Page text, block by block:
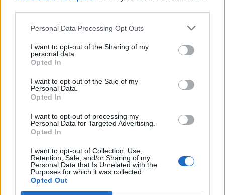
Personal Data Processing Opt Outs
I want to opt-out of the Sharing of my
personal data.
Opted In
I want to opt-out of the Sale of my
Personal Data.
Opted In
I want to opt-out of processing my
Personal Data for Targeted Advertising.
Opted In
I want to opt-out of Collection, Use,
Retention, Sale, and/or Sharing of my
Personal Data that Is Unrelated with the
Purposes for which it was collected.
Opted Out
centiméterrel nőtt a Duna
vízszintje Csernavodánál